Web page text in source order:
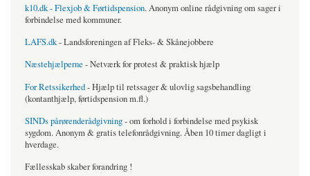
k10.dk - Flexjob & Førtidspension. Anonym online rådgivning om sager i
forbindelse med kommuner.
LAFS.dk- Landsforeningen af Fleks- & Skånejobbere
Næstehjælperne - Netværk for protest & praktisk hjælp
For Retssikerhed- Hjælp til retssager & ulovlig sagsbehandling
(kontanthjælp, førtidspension m.fl.)
SINDs pårørenderådgivning- om forhold i forbindelse med psykisk
sygdom. Anonym & gratis telefonrådgivning. Åben 10 timer dagligt i
hverdage.
Fællesskab skaber forandring !